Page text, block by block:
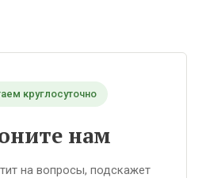
круглосуточно
нам
на вопросы, подскажет